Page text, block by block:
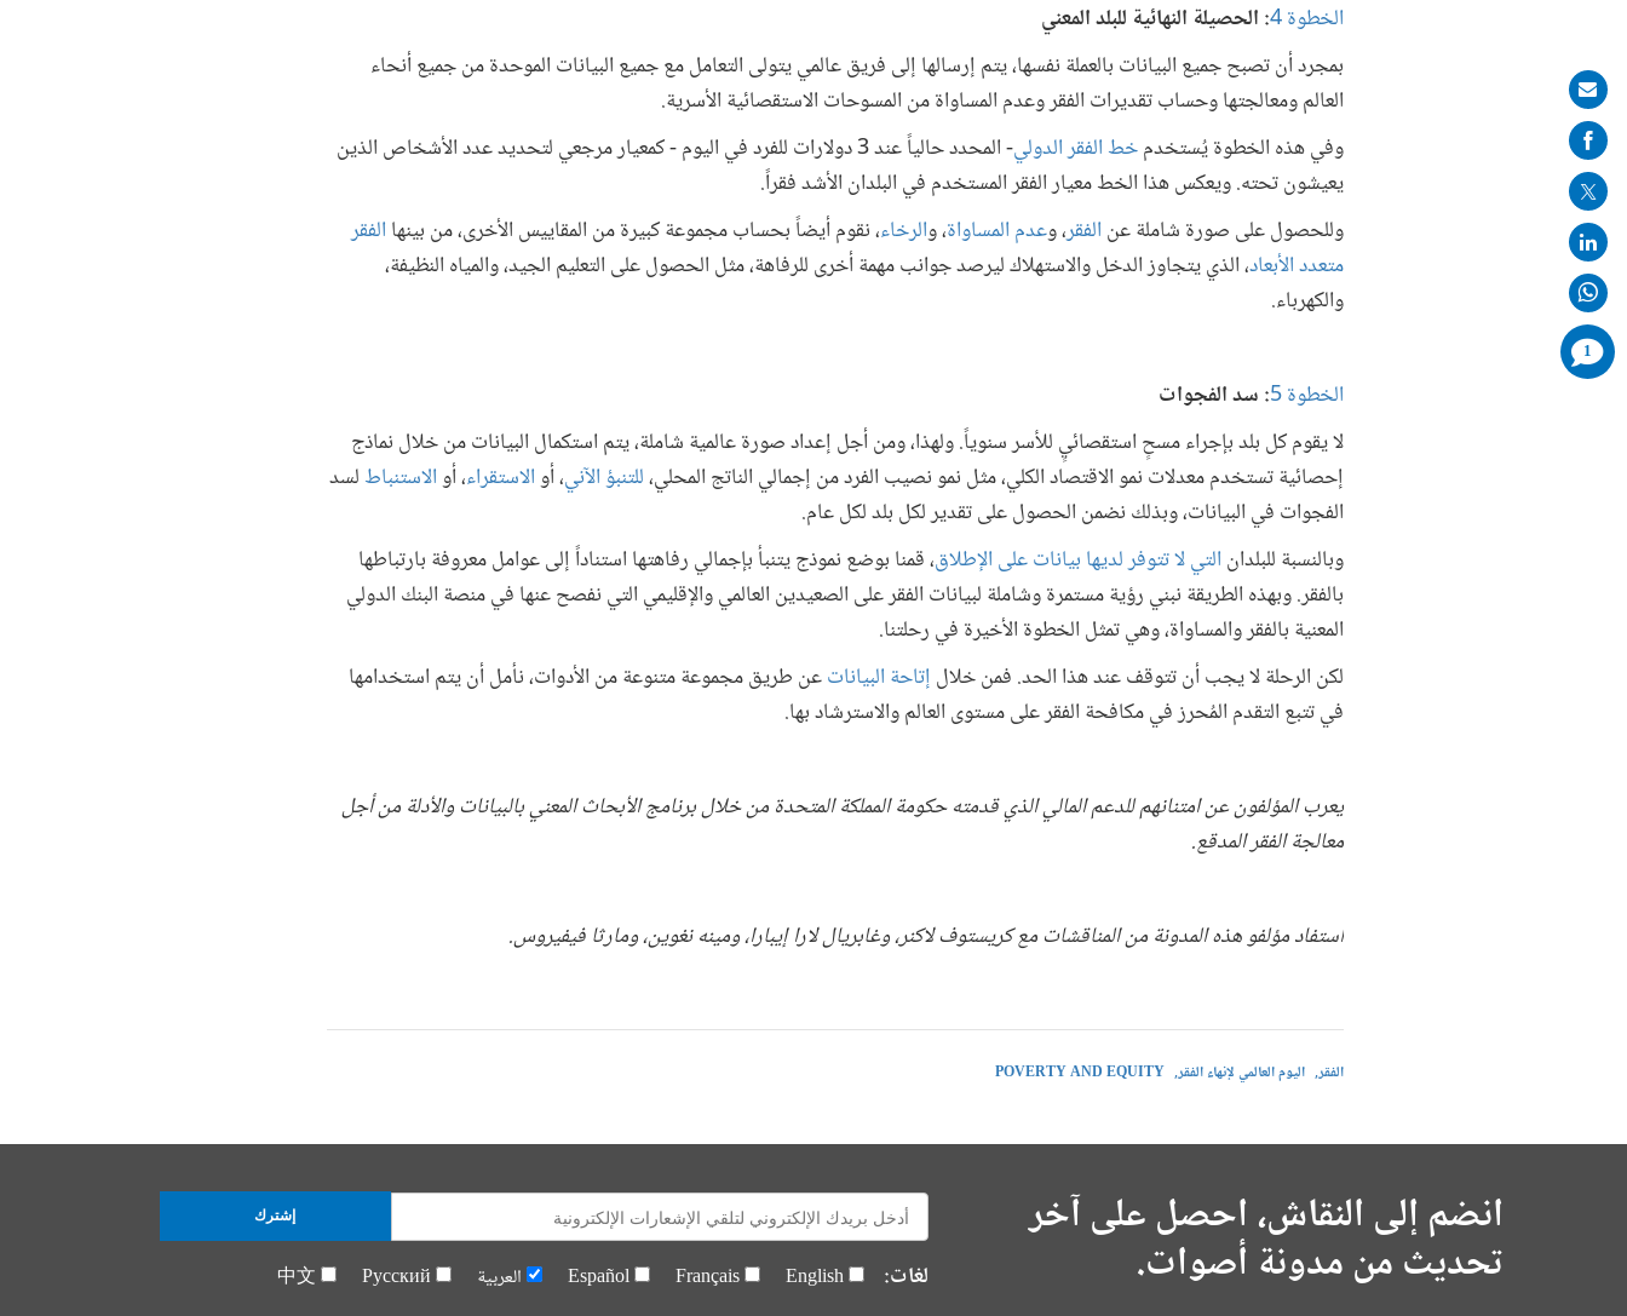
الخطوة 4 : الحصيلة النهائية للبلد المعني
بمجرد أن تصبح جميع البيانات بالعملة نفسها، يتم إرسالها إلى فريق عالمي يتولى التعامل مع جميع البيانات الموحدة من جميع أنحاء
العالم ومعالجتها وحساب تقديرات الفقر وعدم المساواة من المسوحات الاستقصائية الأسرية.
وفي هذه الخطوة يُستخدمخط الفقر الدولي
- المحدد حالياً عند 3 دولارات للفرد في اليوم - كمعيار مرجعي لتحديد عدد الأشخاص الذين
يعيشون تحته. ويعكس هذا الخط معيار الفقر المستخدم في البلدان الأشد فقراً.
وللحصول على صورة شاملة عن الفقر، وعدم المساواة، والرخاء، نقوم أيضاً بحساب مجموعة كبيرة من المقاييس الأخرى، من بينها الفقر
متعدد الأبعاد، الذي يتجاوز الدخل والاستهلاك ليرصد جوانب مهمة أخرى للرفاهة، مثل الحصول على التعليم الجيد، والمياه النظيفة،
والكهرباء.
الخطوة 5 : سد الفجوات
لا يقوم كل بلد بإجراء مسحٍ استقصائيٍ للأسر سنوياً. ولهذا، ومن أجل إعداد صورة عالمية شاملة، يتم استكمال البيانات من خلال نماذج
إحصائية تستخدم معدلات نمو الاقتصاد الكلي، مثل نمو نصيب الفرد من إجمالي الناتج المحلي،للتنبؤ الآني، أوالاستقراء، أوالاستنباط لسد
الفجوات في البيانات، وبذلك نضمن الحصول على تقدير لكل بلد لكل عام.
وبالنسبة للبلدان التي لا تتوفر لديها بيانات على الإطلاق، قمنا بوضع نموذج يتنبأ بإجمالي رفاهتها استناداً إلى عوامل معروفة بارتباطها
بالفقر. وبهذه الطريقة نبني رؤية مستمرة وشاملة لبيانات الفقر على الصعيدين العالمي والإقليمي التي نفصح عنها في منصة البنك الدولي
المعنية بالفقر والمساواة، وهي تمثل الخطوة الأخيرة في رحلتنا.
لكن الرحلة لا يجب أن تتوقف عند هذا الحد. فمن خلال إتاحة البياناتعن طريق مجموعة متنوعة من الأدوات، نأمل أن يتم استخدامها
في تتبع التقدم المُحرز في مكافحة الفقر على مستوى العالم والاسترشاد بها.
يعرب المؤلفون عن امتنانهم للدعم المالي الذي قدمته حكومة المملكة المتحدة من خلال برنامج الأبحاث المعني بالبيانات والأدلة من أجل
معالجة الفقر المدقع.
استفاد مؤلفو هذه المدونة من المناقشات مع كريستوف لاكنر، وغابريال لارا إيبارا، ومينه نغوين، ومارثا فيفيروس.
الفقر اليوم العالمي لإنهاء الفقر POVERTY AND EQUITY
انضم إلى النقاش، احصل على آخر
تحديث من مدونة أصوات.
E-
mail:
لغات: English
Français
Español العربية Русский
中文
إشترك
Share
on
mail
1
comments
added